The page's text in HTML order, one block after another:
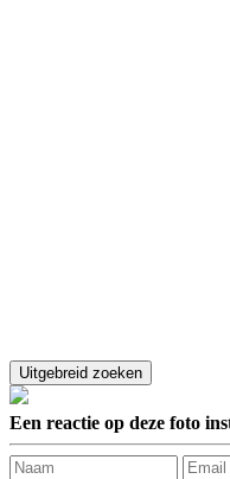
Een reactie op deze foto